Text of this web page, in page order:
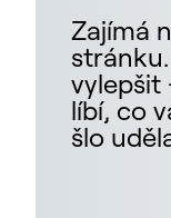
Zajímá
vylepšit
líbí, co
šlo